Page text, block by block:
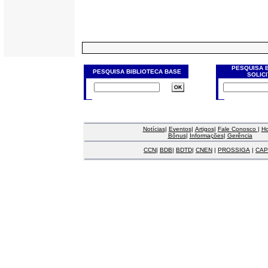
PESQUISA BIBLIOTECA BASE
PESQUISA
Notícias| Eventos| Artigos| Fale Conosco |
Bônus| Informações| Gerência
CCN| BDB| BDTD| CNEN | PROSSIGA |